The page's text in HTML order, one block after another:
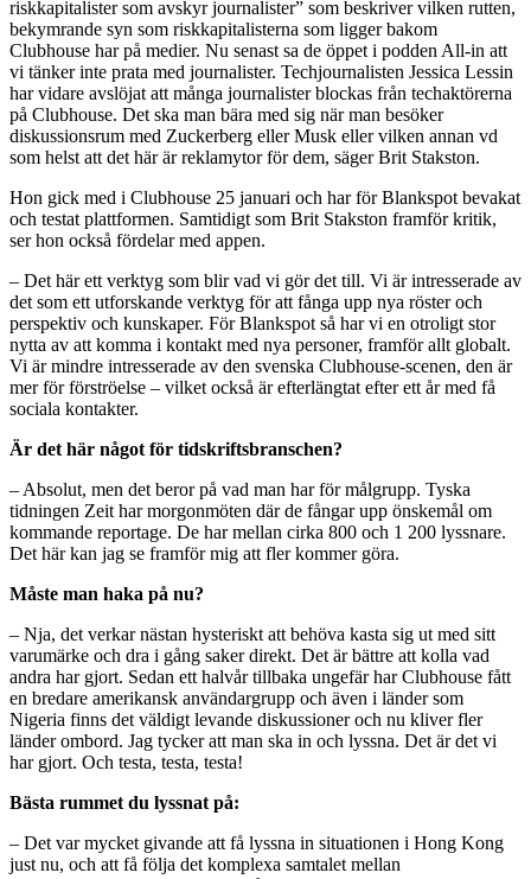
riskkapitalister som avskyr journalister” som beskriver vilken rutten,
bekymrande syn som riskkapitalisterna som ligger bakom
Clubhouse har på medier. Nu senast sa de öppet i podden All-in att
vi tänker inte prata med journalister. Techjournalisten Jessica Lessin
har vidare avslöjat att många journalister blockas från techaktörerna
på Clubhouse. Det ska man bära med sig när man besöker
diskussionsrum med Zuckerberg eller Musk eller vilken annan vd
som helst att det här är reklamytor för dem, säger Brit Stakston.
Hon gick med i Clubhouse 25 januari och har för Blankspot bevakat
och testat plattformen. Samtidigt som Brit Stakston framför kritik,
ser hon också fördelar med appen.
– Det här ett verktyg som blir vad vi gör det till. Vi är intresserade av
det som ett utforskande verktyg för att fånga upp nya röster och
perspektiv och kunskaper. För Blankspot så har vi en otroligt stor
nytta av att komma i kontakt med nya personer, framför allt globalt.
Vi är mindre intresserade av den svenska Clubhouse-scenen, den är
mer för förströelse – vilket också är efterlängtat efter ett år med få
sociala kontakter.
Är det här något för tidskriftsbranschen?
– Absolut, men det beror på vad man har för målgrupp. Tyska
tidningen Zeit har morgonmöten där de fångar upp önskemål om
kommande reportage. De har mellan cirka 800 och 1 200 lyssnare.
Det här kan jag se framför mig att fler kommer göra.
Måste man haka på nu?
– Nja, det verkar nästan hysteriskt att behöva kasta sig ut med sitt
varumärke och dra i gång saker direkt. Det är bättre att kolla vad
andra har gjort. Sedan ett halvår tillbaka ungefär har Clubhouse fått
en bredare amerikansk användargrupp och även i länder som
Nigeria finns det väldigt levande diskussioner och nu kliver fler
länder ombord. Jag tycker att man ska in och lyssna. Det är det vi
har gjort. Och testa, testa, testa!
Bästa rummet du lyssnat på:
– Det var mycket givande att få lyssna in situationen i Hong Kong
just nu, och att få följa det komplexa samtalet mellan